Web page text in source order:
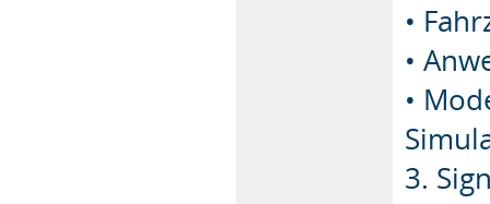
•
•
•
3.